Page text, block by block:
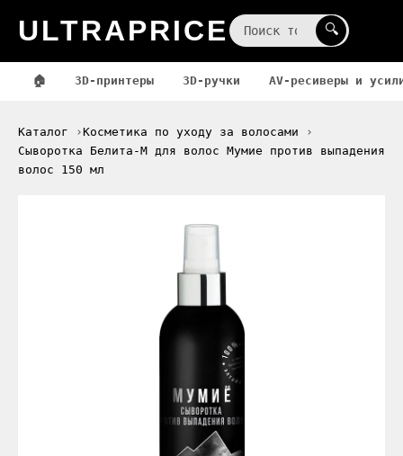
ULTRAPRICE 🔍
🏠 3D-принтеры 3D-ручки AV-ресиверы и
Каталог
Косметика по уходу за волосами
Сыворотка Белита-М для волос Мумие против выпадения
волос 150 мл